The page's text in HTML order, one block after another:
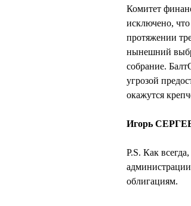
Комитет
исключено,
протяжении
нынешний
собрание.
угрозой
окажутся
Игорь
P.S. Как
облигациям.